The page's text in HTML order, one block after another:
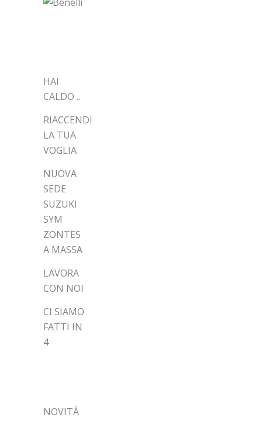
HAI
CALDO ..
RIACCENDI
LA TUA
VOGLIA
NUOVA
SEDE
SUZUKI
SYM
ZONTES
A MASSA
LAVORA
CON NOI
CI SIAMO
FATTI IN
4
NOVITÀ